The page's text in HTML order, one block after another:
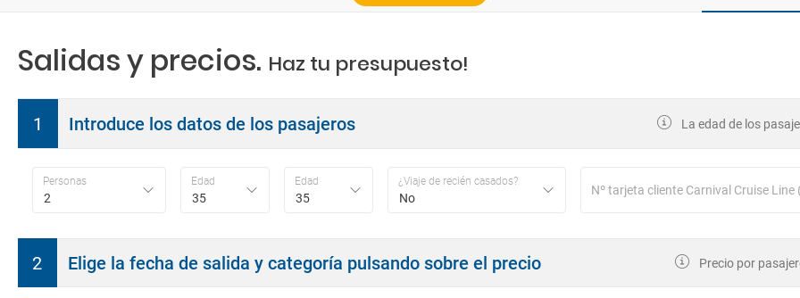
Salidas y precios. Haz tu presupuesto!
1 Introduce los datos de los pasajeros La edad de los
Personas
2
Edad
35
Edad
35
¿Viaje de recién casados?
No
2 Elige la fecha de salida y categoría pulsando sobre el precio Precio por